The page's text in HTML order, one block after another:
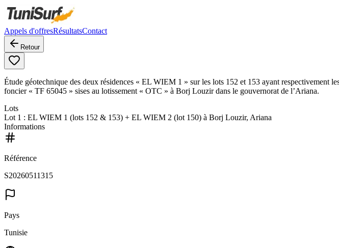
Appels d'offresRésultatsContact
Retour
Étude géotechnique des deux résidences « EL WIEM 1 » sur les lots 152 et 153 ayant
foncier « TF 65045 » sises au lotissement « OTC » à Borj Louzir dans le gouvernorat de l’Ariana.
Lots
Lot 1 : EL WIEM 1 (lots 152 & 153) + EL WIEM 2 (lot 150) à Borj Louzir, Ariana
Informations
Référence
S20260511315
Pays
Tunisie